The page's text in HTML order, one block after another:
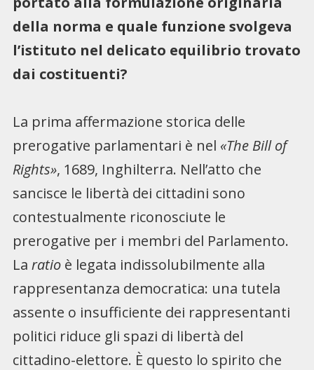
della norma e quale funzione svolgeva
l’istituto nel delicato equilibrio trovato
dai costituenti?
La prima affermazione storica delle
prerogative parlamentari è nel «The Bill of
Rights», 1689, Inghilterra. Nell’atto che
sancisce le libertà dei cittadini sono
contestualmente riconosciute le
prerogative per i membri del Parlamento.
La ratioè legata indissolubilmente alla
rappresentanza democratica: una tutela
assente o insufficiente dei rappresentanti
politici riduce gli spazi di libertà del
cittadino-elettore. È questo lo spirito che